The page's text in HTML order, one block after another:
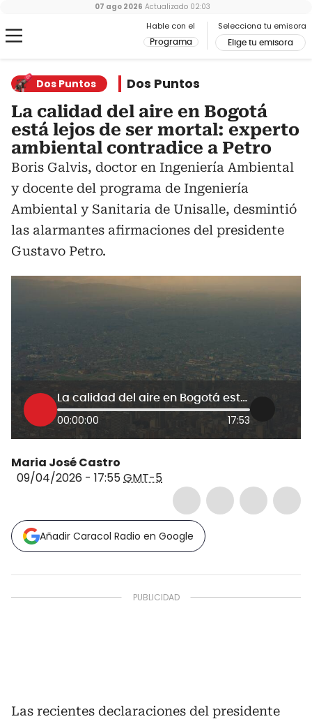
Hable con el
Programa
Selecciona tu emisora
Elige tu emisora
07 ago 2026 Actualizado 02:03
Dos Puntos Dos Puntos
La calidad del aire en Bogotá
está lejos de ser mortal: experto
ambiental contradice a Petro
Boris Galvis, doctor en Ingeniería Ambiental
y docente del programa de Ingeniería
Ambiental y Sanitaria de Unisalle, desmintió
las alarmantes afirmaciones del presidente
Gustavo Petro.
La calidad del aire en Bogotá está lejos de ser mortal: experto ambiental contradice a Petro
00:00:00 17:53
Maria José Castro
09/04/2026 - 17:55GMT-5
Añadir Caracol Radio en Google
Las recientes declaraciones del presidente